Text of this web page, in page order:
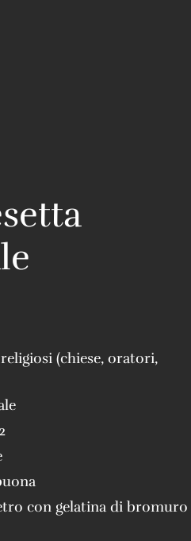
(chiese, oratori,
con gelatina di bromuro